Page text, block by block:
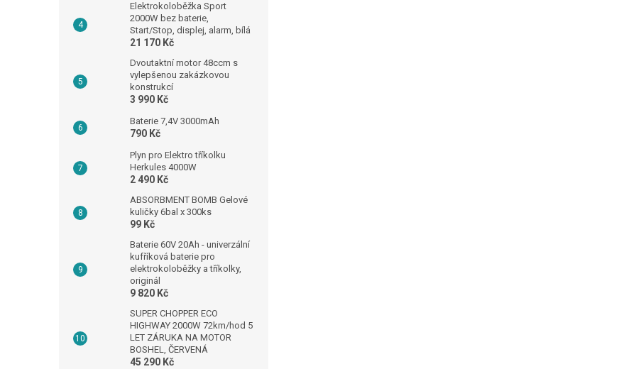
Elektrokoloběžka Sport
2000W bez baterie,
Start/Stop, displej, alarm, bílá
21 170 Kč
Dvoutaktní motor 48ccm s
vylepšenou zakázkovou
konstrukcí
3 990 Kč
Baterie 7,4V 3000mAh
790 Kč
Plyn pro Elektro tříkolku
Herkules 4000W
2 490 Kč
ABSORBMENT BOMB Gelové
kuličky 6bal x 300ks
99 Kč
Baterie 60V 20Ah - univerzální
kufříková baterie pro
elektrokoloběžky a tříkolky,
originál
9 820 Kč
SUPER CHOPPER ECO
HIGHWAY 2000W 72km/hod 5
LET ZÁRUKA NA MOTOR
BOSHEL, ČERVENÁ
45 290 Kč